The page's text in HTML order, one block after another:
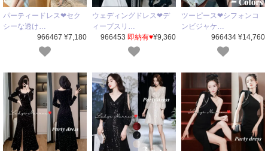
パーティードレス❤セク
シーな透け…
966467 ¥7,180
ウェディングドレス❤デ
ィープスリ…
966453 即納有♥¥9,360
ツーピース❤シフォンコ
ンビジャケ…
966434 ¥14,760